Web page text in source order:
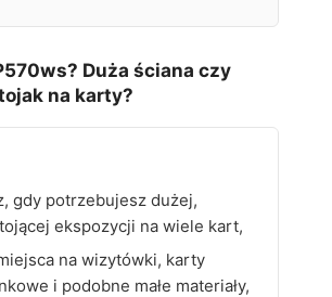
Duża ściana czy
na karty?
gdy potrzebujesz dużej,
ekspozycji na wiele kart,
na wizytówki, karty
i podobne małe materiały,